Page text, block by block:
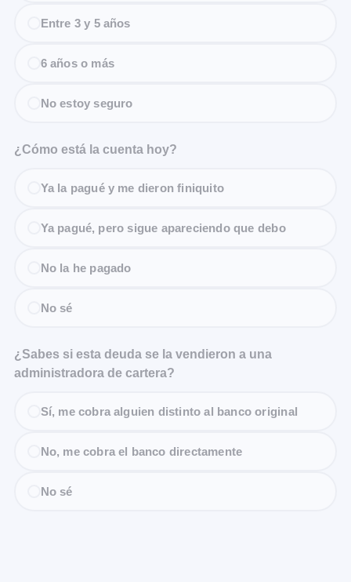
Entre 3 y 5 años
6 años o más
No estoy seguro
¿Cómo está la cuenta hoy?
Ya la pagué y me dieron finiquito
Ya pagué, pero sigue apareciendo que debo
No la he pagado
No sé
¿Sabes si esta deuda se la vendieron a una
administradora de cartera?
Sí, me cobra alguien distinto al banco original
No, me cobra el banco directamente
No sé